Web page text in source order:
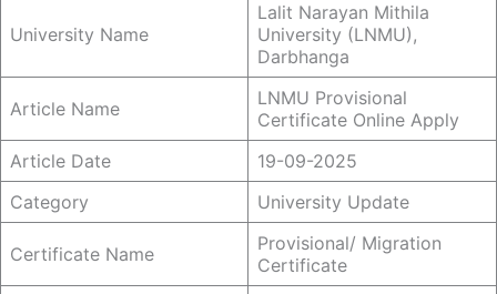
University Name
Lalit Narayan Mithila
University (LNMU),
Darbhanga
Article Name
LNMU Provisional
Certificate Online Apply
Article Date
19-09-2025
Category
University Update
Certificate Name
Provisional/ Migration
Certificate